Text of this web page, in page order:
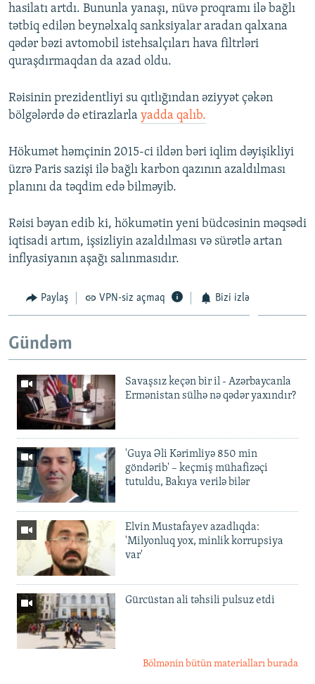
hasilatı artdı. Bununla yanaşı, nüvə proqramı ilə bağlı
tətbiq edilən beynəlxalq sanksiyalar aradan qalxana
qədər bəzi avtomobil istehsalçıları hava filtrləri
quraşdırmaqdan da azad oldu.
Rəisinin prezidentliyi su qıtlığından əziyyət çəkən
bölgələrdə də etirazlarla yadda qalıb.
Hökumət həmçinin 2015-ci ildən bəri iqlim dəyişikliyi
üzrə Paris sazişi ilə bağlı karbon qazının azaldılması
planını da təqdim edə bilməyib.
Rəisi bəyan edib ki, hökumətin yeni büdcəsinin məqsədi
iqtisadi artım, işsizliyin azaldılması və sürətlə artan
inflyasiyanın aşağı salınmasıdır.
Paylaş VPN-siz açmaq Bizi izlə
Gündəm
Savaşsız keçən bir il - Azərbaycanla
Ermənistan sülhə nə qədər yaxındır?
'Guya Əli Kərimliyə 850 min
göndərib' – keçmiş mühafizəçi
tutuldu, Bakıya verilə bilər
Elvin Mustafayev azadlıqda:
'Milyonluq yox, minlik korrupsiya
var'
Gürcüstan ali təhsili pulsuz etdi
Bölmənin bütün materialları burada